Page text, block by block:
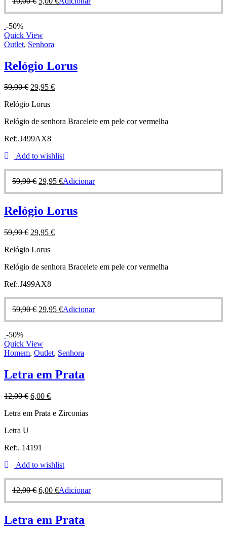
-50%
Quick View
Outlet, Senhora
Relógio Lorus
59,90€ 29,95 €
Relógio Lorus
Relógio de senhora Bracelete em pele cor vermelha
Ref:.J499AX8
Add to wishlist
59,90€ 29,95 €Adicionar
Relógio Lorus
59,90€ 29,95 €
Relógio Lorus
Relógio de senhora Bracelete em pele cor vermelha
Ref:.J499AX8
59,90€ 29,95 €Adicionar
-50%
Quick View
Homem, Outlet, Senhora
Letra em Prata
12,00€ 6,00 €
Letra em Prata e Zirconias
Letra U
Ref:. 14191
Add to wishlist
12,00€ 6,00 €Adicionar
Letra em Prata